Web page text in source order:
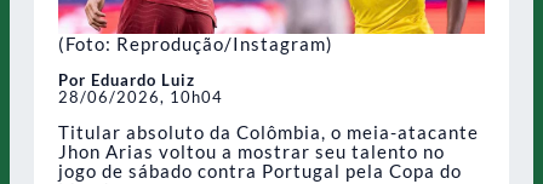
(Foto: Reprodução/Instagram)
Por Eduardo Luiz
28/06/2026, 10h04
Titular absoluto da Colômbia, o meia-atacante
Jhon Arias voltou a mostrar seu talento no
jogo de sábado contra Portugal pela Copa do